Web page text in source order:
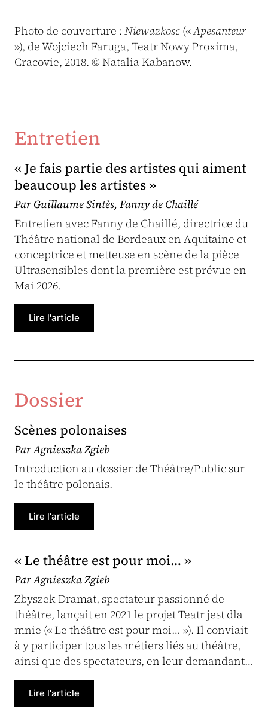
Photo de couverture : Niewazkosc («Apesanteur
»), de Wojciech Faruga, Teatr Nowy Proxima,
Cracovie, 2018. © Natalia Kabanow.
Entretien
« Je fais partie des artistes qui aiment
beaucoup les artistes »
Par Guillaume Sintès, Fanny de Chaillé
Entretien avec Fanny de Chaillé, directrice du
Théâtre national de Bordeaux en Aquitaine et
conceptrice et metteuse en scène de la pièce
Ultrasensibles dont la première est prévue en
Mai 2026.
Lire l'article
Dossier
Scènes polonaises
Par Agnieszka Zgieb
Introduction au dossier de Théâtre/Public sur
le théâtre polonais.
Lire l'article
« Le théâtre est pour moi… »
Par Agnieszka Zgieb
Zbyszek Dramat, spectateur passionné de
théâtre, lançait en 2021 le projet Teatr jest dla
mnie (« Le théâtre est pour moi… »). Il conviait
à y participer tous les métiers liés au théâtre,
ainsi que des spectateurs, en leur demandant…
Lire l'article